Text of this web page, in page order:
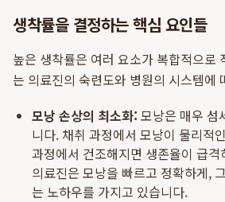
생착률을 결정하는 핵심 요인들
높은 생착률은 여러 요소가 복합적으로
는 의료진의 숙련도와 병원의 시스템에
모낭 손상의 최소화: 모낭은 매우 섬
니다. 채취 과정에서 모낭이 물리적
과정에서 건조해지면 생존율이 급
의료진은 모낭을 빠르고 정확하게,
는 노하우를 가지고 있습니다.